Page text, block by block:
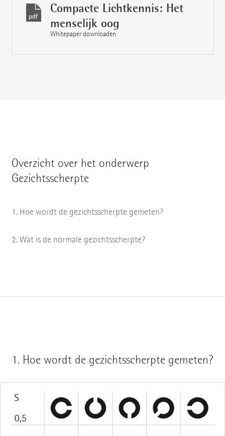
Compacte Lichtkennis: Het
menselijk oog
Whitepaper downloaden
Overzicht over het onderwerp
Gezichtsscherpte
Hoe wordt de gezichtsscherpte gemeten?
Wat is de normale gezichtsscherpte?
1. Hoe wordt de gezichtsscherpte gemeten?